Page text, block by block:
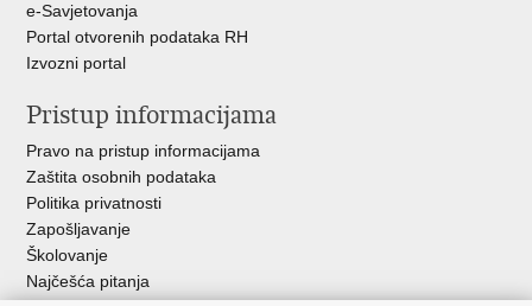
e-Savjetovanja
Portal otvorenih podataka RH
Izvozni portal
Pristup informacijama
Pravo na pristup informacijama
Zaštita osobnih podataka
Politika privatnosti
Zapošljavanje
Školovanje
Najčešća pitanja